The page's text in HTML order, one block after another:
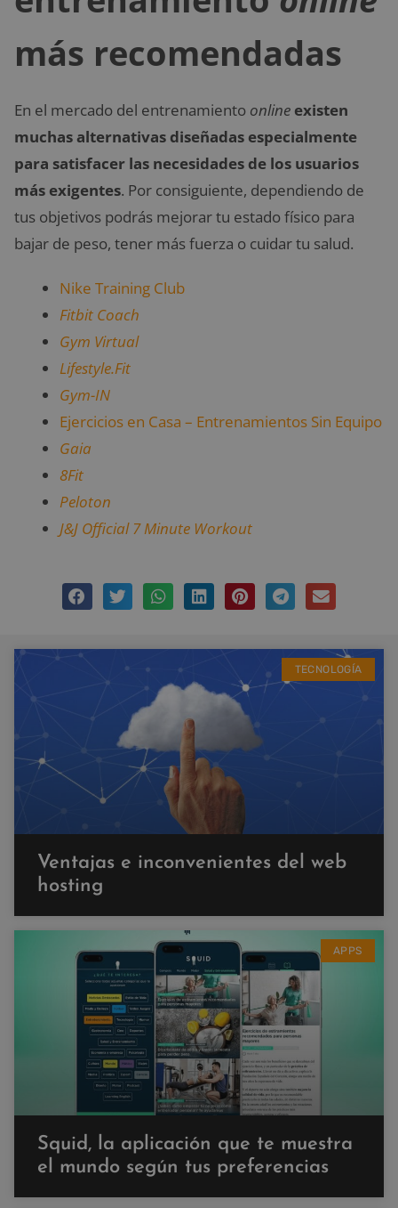
más recomendadas
En el mercado del entrenamiento online existen
muchas alternativas diseñadas especialmente
para satisfacer las necesidades de los usuarios
más exigentes. Por consiguiente, dependiendo de
tus objetivos podrás mejorar tu estado físico para
bajar de peso, tener más fuerza o cuidar tu salud.
Nike Training Club
Fitbit Coach
Gym Virtual
Lifestyle.Fit
Gym-IN
Ejercicios en Casa – Entrenamientos Sin Equipo
Gaia
8Fit
Peloton
J&J Official 7 Minute Workout
TECNOLOGÍA
Ventajas e inconvenientes del web
hosting
APPS
Squid, la aplicación que te muestra
el mundo según tus preferencias